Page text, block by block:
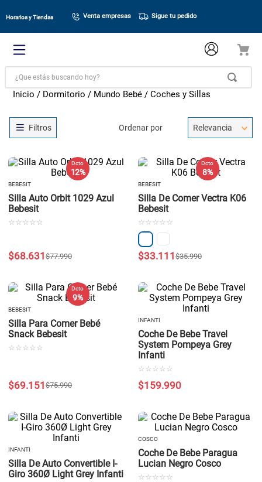
Horarios y Tiendas Venta empresas Sigue tu pedido
¿Que estás buscando hoy?
Dormitorio Mundo Bebé Coches y Sillas
Ordenar por Relevancia
Dcto
12 %
BEBESIT
Silla Auto Orbit 1029 Azul
Bebesit
☆ ☆ ☆ ☆ ☆
$77.990
$68.631
Dcto
8 %
BEBESIT
Silla De Comer Vectra K06
Bebesit
☆ ☆ ☆ ☆ ☆
$35.990
$33.111
Dcto
9 %
BEBESIT
Silla Para Comer Bebé
Snack Bebesit
☆ ☆ ☆ ☆ ☆
$75.990
$69.151
INFANTI
Coche De Bebe Travel
System Pompeya Grey
Infanti
☆ ☆ ☆ ☆ ☆
$159.990
INFANTI
Silla De Auto Convertible I-
Giro 360Ø Light Grey Infanti
COSCO
Coche De Bebe Paragua
Lucian Negro Cosco
☆ ☆ ☆ ☆ ☆